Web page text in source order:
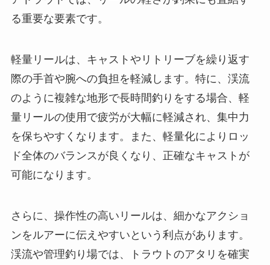
る重要な要素です。
軽量リールは、キャストやリトリーブを繰り返す
際の手首や腕への負担を軽減します。特に、渓流
のように複雑な地形で長時間釣りをする場合、軽
量リールの使用で疲労が大幅に軽減され、集中力
を保ちやすくなります。また、軽量化によりロッ
ド全体のバランスが良くなり、正確なキャストが
可能になります。
さらに、操作性の高いリールは、細かなアクショ
ンをルアーに伝えやすいという利点があります。
渓流や管理釣り場では、トラウトのアタリを確実